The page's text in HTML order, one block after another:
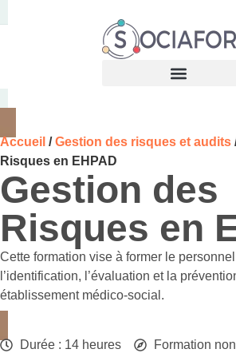
Accueil /Gestion des risques et audits
Risques en EHPAD
Gestion des
Risques en
Cette formation vise à former le
l’identification, l’évaluation et la
établissement médico-social.
Durée : 14 heures
Formation